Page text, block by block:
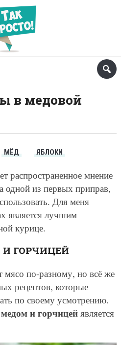
в медовой
МЁД ЯБЛОКИ
распространенное мнение
одной из первых приправ,
Для меня
является лучшим
курице.
ГОРЧИЦЕЙ
мясо по-разному, но всё же
рецептов, которые
по своему усмотрению.
и горчицейявляется